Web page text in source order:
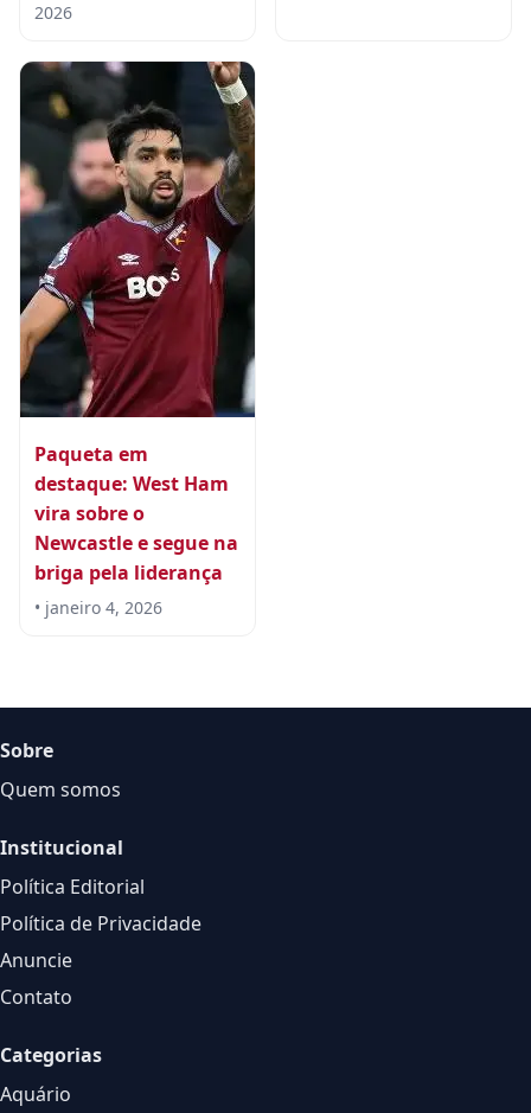
2026
Paqueta em
destaque: West Ham
vira sobre o
Newcastle e segue na
briga pela liderança
• janeiro 4, 2026
Sobre
Quem somos
Institucional
Política Editorial
Política de Privacidade
Anuncie
Contato
Categorias
Aquário